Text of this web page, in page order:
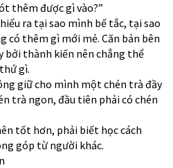
thêm được gì vào?”
ra tại sao mình bế tắc, tại sao
có thêm gì mới mẻ. Căn bản bên
bởi thành kiến nên chẳng thể
gì.
giữ cho mình một chén trà đầy
trà ngon, đầu tiên phải có chén
tốt hơn, phải biết học cách
góp từ người khác.